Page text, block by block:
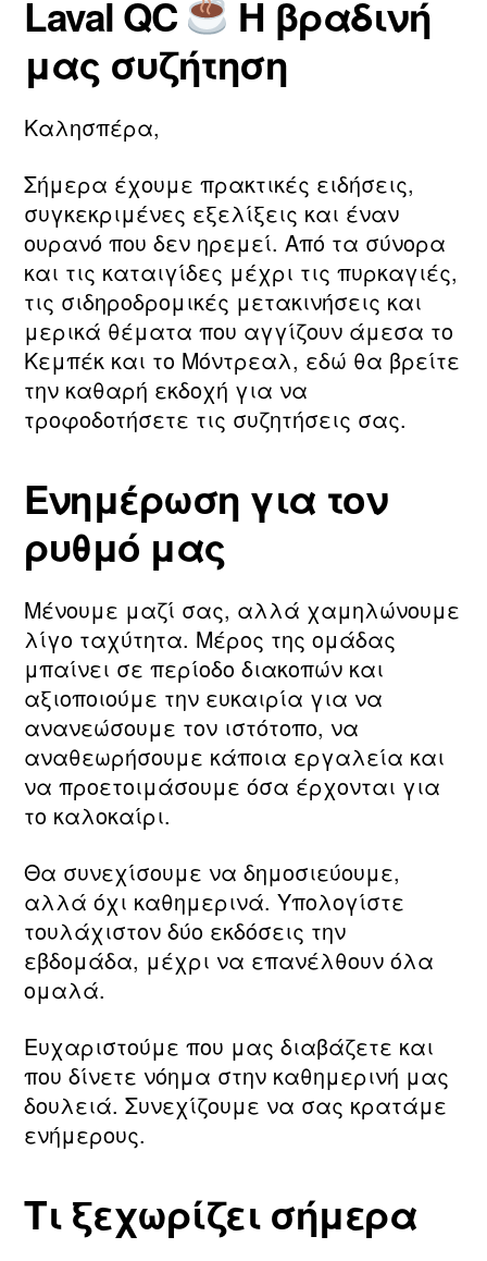
Συντάκτης
άρθρου
η
m
Ημ.
δημοσίευσης
υ
Laval QC
Η βραδινή
μας συζήτηση
Καλησπέρα,
Σήμερα έχουμε πρακτικές ειδήσεις,
συγκεκριμένες εξελίξεις και έναν
ουρανό που δεν ηρεμεί. Από τα σύνορα
και τις καταιγίδες μέχρι τις πυρκαγιές,
τις σιδηροδρομικές μετακινήσεις και
μερικά θέματα που αγγίζουν άμεσα το
Κεμπέκ και το Μόντρεαλ, εδώ θα βρείτε
την καθαρή εκδοχή για να
τροφοδοτήσετε τις συζητήσεις σας.
Ενημέρωση για τον
ρυθμό μας
Μένουμε μαζί σας, αλλά χαμηλώνουμε
λίγο ταχύτητα. Μέρος της ομάδας
μπαίνει σε περίοδο διακοπών και
αξιοποιούμε την ευκαιρία για να
ανανεώσουμε τον ιστότοπο, να
αναθεωρήσουμε κάποια εργαλεία και
να προετοιμάσουμε όσα έρχονται για
το καλοκαίρι.
Θα συνεχίσουμε να δημοσιεύουμε,
αλλά όχι καθημερινά. Υπολογίστε
τουλάχιστον δύο εκδόσεις την
εβδομάδα, μέχρι να επανέλθουν όλα
ομαλά.
Ευχαριστούμε που μας διαβάζετε και
που δίνετε νόημα στην καθημερινή μας
δουλειά. Συνεχίζουμε να σας κρατάμε
ενήμερους.
Τι ξεχωρίζει σήμερα